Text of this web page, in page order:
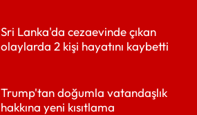
Sri Lanka'da cezaevinde çıkan
olaylarda 2 kişi hayatını kaybetti
Trump'tan doğumla vatandaşlık
hakkına yeni kısıtlama